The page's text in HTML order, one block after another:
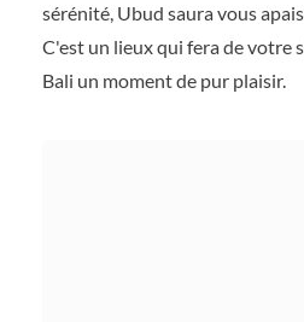
sérénité, Ubud saura vous
C'est un lieux qui fera de votre
Bali un moment de pur plaisir.